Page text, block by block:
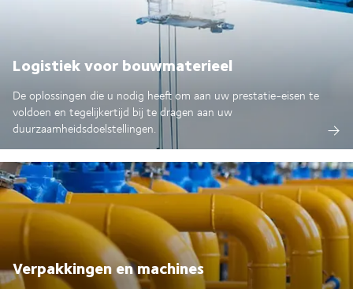
Logistiek voor bouwmaterieel
De oplossingen die u nodig heeft om aan uw prestatie-eisen te
voldoen en tegelijkertijd bij te dragen aan uw
duurzaamheidsdoelstellingen.
Verpakkingen en machines